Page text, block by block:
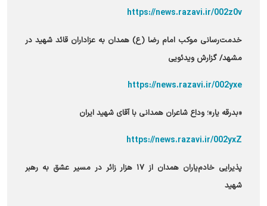
https://news.razavi.ir/002z0v
خدمت‌رسانی موکب امام رضا (ع) همدان به عزاداران قائد شهید در
مشهد/ گزارش ویدئویی
https://news.razavi.ir/002yxe
«بدرقه یار»؛ وداع شاعران همدانی با آقای شهید ایران
https://news.razavi.ir/002yxZ
پذیرایی خادم‌یاران همدان از ۱۷ هزار زائر در مسیر عشق به رهبر
شهید